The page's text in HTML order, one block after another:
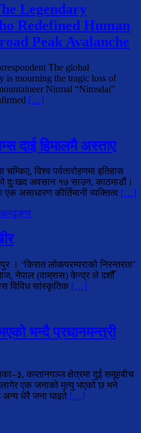
Legendary
Redefined Human
Peak Avalanche
The global
is mourning the tragic loss of
Nirmal “Nimsdai”
[…]
दाई हिमालमै अस्ताए
चम्किए, विश्व पर्वतारोहणमा इतिहास
दुःखद अवसान १७ साउन, काठमाडौं।
असाधारण कीर्तिमानी व्यक्तित्व […]
। ‘किरात लोकपरम्पराको निरन्तरता’
नेपाल (वाम्रास) केन्द्र ले दशौँ
विविध सांस्कृतिक […]
भन्दै प्रधानमन्त्री
कप्तानगञ्ज क्षेत्रमा दुई समूहबीच
एक जनाको मृत्यु भएको छ भने
अन्य धेरै जना घाइते […]